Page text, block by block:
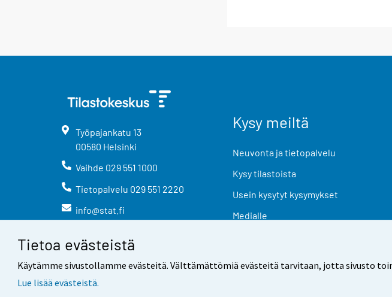
Tietoa evästeistä
Käytämme sivustollamme evästeitä. Välttämättömiä evästeitä tarvitaan, jotta sivusto
Lue lisää evästeistä.
Työpajankatu 13
00580 Helsinki
Vaihde 029 551 1000
Tietopalvelu 029 551 2220
info@stat.fi
Kysy meiltä
Neuvonta ja tietopalvelu
Kysy tilastoista
Usein kysytyt kysymykset
Medialle